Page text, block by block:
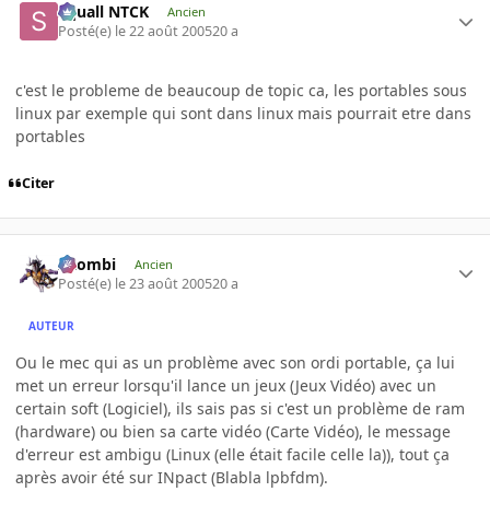
Squall NTCK Ancien
Posté(e) le 22 août 200520 a
c'est le probleme de beaucoup de topic ca, les portables sous
linux par exemple qui sont dans linux mais pourrait etre dans
portables
Citer
XZombi Ancien
Posté(e) le 23 août 200520 a
AUTEUR
Ou le mec qui as un problème avec son ordi portable, ça lui
met un erreur lorsqu'il lance un jeux (Jeux Vidéo) avec un
certain soft (Logiciel), ils sais pas si c'est un problème de ram
(hardware) ou bien sa carte vidéo (Carte Vidéo), le message
d'erreur est ambigu (Linux (elle était facile celle la)), tout ça
après avoir été sur INpact (Blabla lpbfdm).